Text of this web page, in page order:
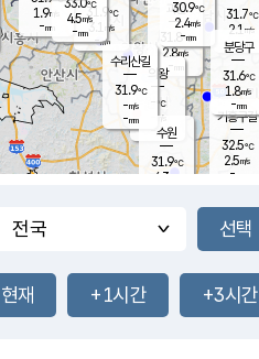
과천
31.8℃
2.8m/s
- mm
-mm
31.1
℃
32.3℃
2.2m/s
-mm
의왕
- ℃
m/s
mm
31.9 ℃
3.1 m/s
-mm
1.9m/s
-mm
-mm
33.0℃
4.5m/s
-mm
31.7℃
2.1 m/s
-mm
30.9℃
2.4m/s
-mm
기흥구갈
32.5℃
2.5m/s
-
수리산길
31.9℃
-m/s
-mm
분당구
31.6℃
1.8m/s
-mm
수원
31.9℃
4.3 m/s
현재 +1시간 +3시간